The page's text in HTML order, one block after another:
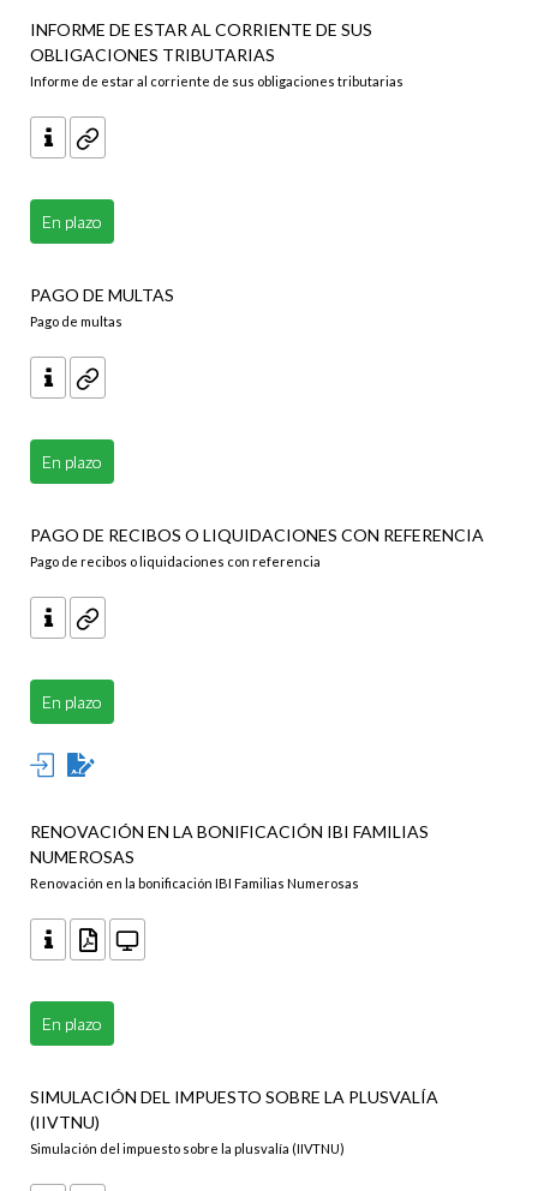
INFORME DE ESTAR AL CORRIENTE DE SUS
OBLIGACIONES TRIBUTARIAS
Informe de estar al corriente de sus obligaciones tributarias
En plazo
PAGO DE MULTAS
Pago de multas
En plazo
PAGO DE RECIBOS O LIQUIDACIONES CON REFERENCIA
Pago de recibos o liquidaciones con referencia
En plazo
RENOVACIÓN EN LA BONIFICACIÓN IBI FAMILIAS
NUMEROSAS
Renovación en la bonificación IBI Familias Numerosas
En plazo
SIMULACIÓN DEL IMPUESTO SOBRE LA PLUSVALÍA
(IIVTNU)
Simulación del impuesto sobre la plusvalía (IIVTNU)